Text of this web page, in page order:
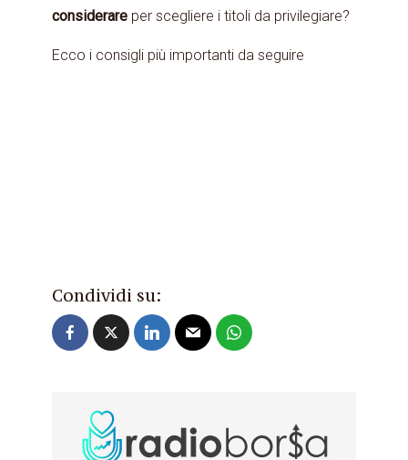
considerare per scegliere i titoli da privilegiare?
Ecco i consigli più importanti da seguire
Condividi su: